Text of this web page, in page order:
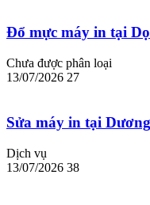
Đổ mực máy in tại
Chưa được phân loại
13/07/2026 27
Sửa máy in tại
Dịch vụ
13/07/2026 38